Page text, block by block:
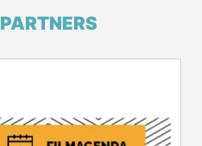
PARTNERS